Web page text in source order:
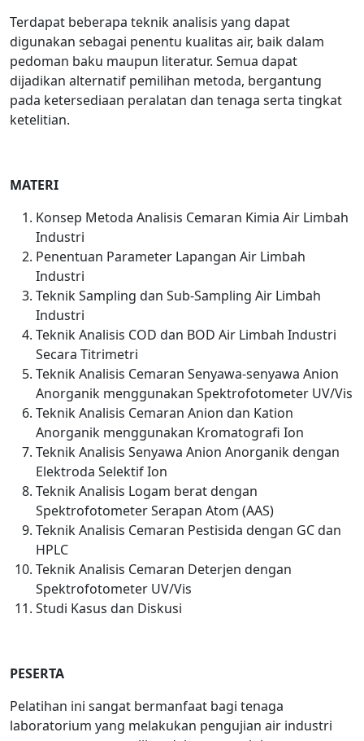
Terdapat beberapa teknik analisis yang dapat
digunakan sebagai penentu kualitas air, baik dalam
pedoman baku maupun literatur. Semua dapat
dijadikan alternatif pemilihan metoda, bergantung
pada ketersediaan peralatan dan tenaga serta tingkat
ketelitian.
MATERI
Konsep Metoda Analisis Cemaran Kimia Air Limbah
Industri
Penentuan Parameter Lapangan Air Limbah
Industri
Teknik Sampling dan Sub-Sampling Air Limbah
Industri
Teknik Analisis COD dan BOD Air Limbah Industri
Secara Titrimetri
Teknik Analisis Cemaran Senyawa-senyawa Anion
Anorganik menggunakan Spektrofotometer UV/Vis
Teknik Analisis Cemaran Anion dan Kation
Anorganik menggunakan Kromatografi Ion
Teknik Analisis Senyawa Anion Anorganik dengan
Elektroda Selektif Ion
Teknik Analisis Logam berat dengan
Spektrofotometer Serapan Atom (AAS)
Teknik Analisis Cemaran Pestisida dengan GC dan
HPLC
Teknik Analisis Cemaran Deterjen dengan
Spektrofotometer UV/Vis
Studi Kasus dan Diskusi
PESERTA
Pelatihan ini sangat bermanfaat bagi tenaga
laboratorium yang melakukan pengujian air industri